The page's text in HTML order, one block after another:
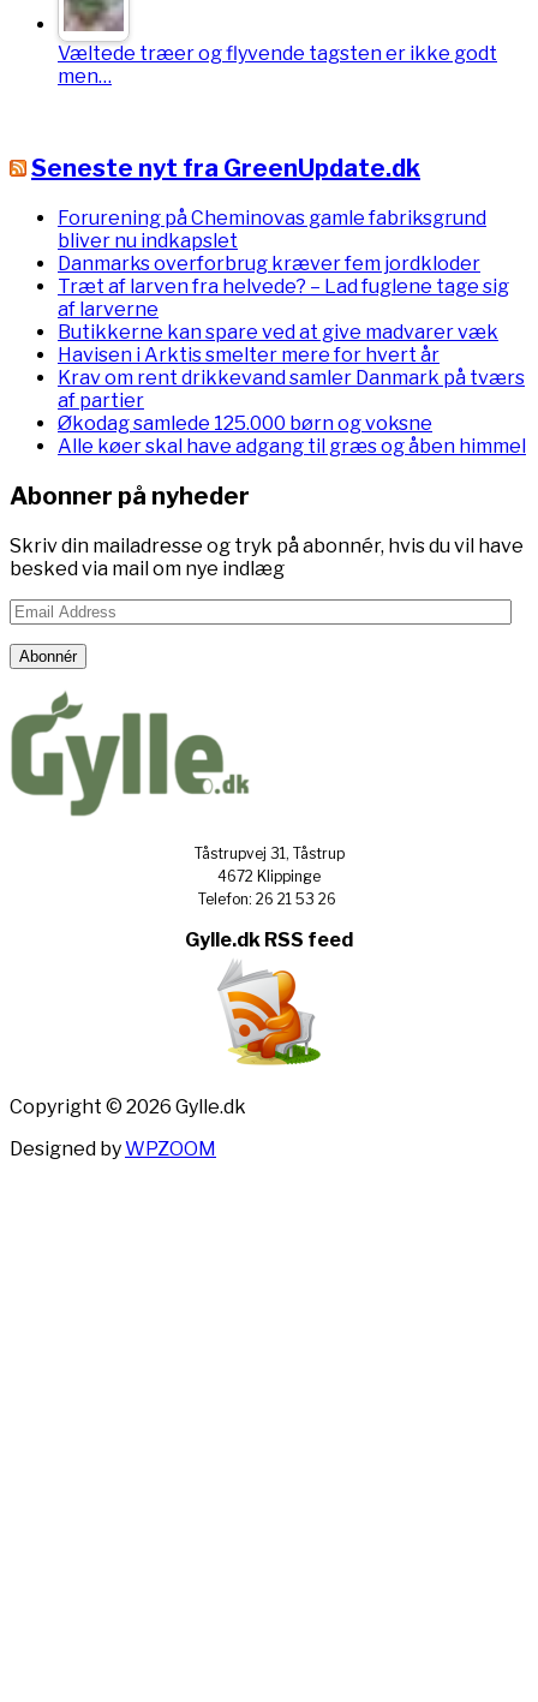
Væltede træer og flyvende tagsten er ikke godt
men…
Seneste nyt fra GreenUpdate.dk
Forurening på Cheminovas gamle fabriksgrund
bliver nu indkapslet
Danmarks overforbrug kræver fem jordkloder
Træt af larven fra helvede? – Lad fuglene tage sig
af larverne
Butikkerne kan spare ved at give madvarer væk
Havisen i Arktis smelter mere for hvert år
Krav om rent drikkevand samler Danmark på tværs
af partier
Økodag samlede 125.000 børn og voksne
Alle køer skal have adgang til græs og åben himmel
Abonner på nyheder
Skriv din mailadresse og tryk på abonnér, hvis du vil have
besked via mail om nye indlæg
Email
Abonnér
Tåstrupvej 31, Tåstrup
4672 Klippinge
Telefon: 26 21 53 26
Gylle.dk RSS feed
Copyright © 2026 Gylle.dk
Designed byWPZOOM